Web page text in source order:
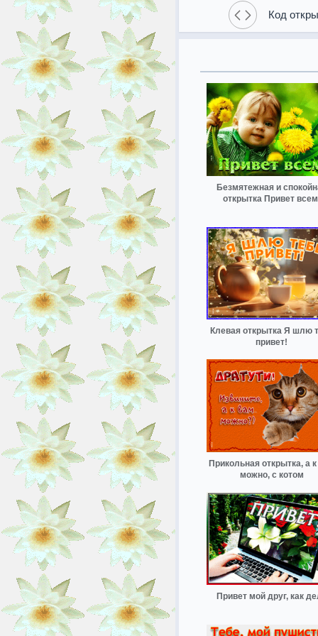
Код
Безмятежная и
открытка Привет
Клевая открытка Я шлю
привет!
Прикольная открытка, а
можно, с котом
Привет мой друг, как